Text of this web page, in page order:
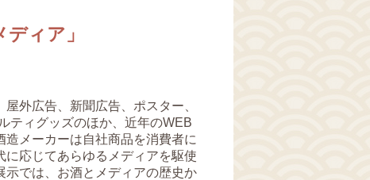
ィア」
外広告、新聞広告、ポスター、
ティグッズのほか、近年のWEB
造メーカーは自社商品を消費者に
に応じてあらゆるメディアを駆使
示では、お酒とメディアの歴史か